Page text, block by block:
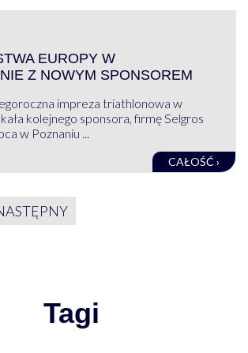
EUROPY W
Z NOWYM SPONSOREM
impreza triathlonowa w
kolejnego sponsora, firmę Selgros
w Poznaniu ...
CAŁOŚĆ ›
Tagi